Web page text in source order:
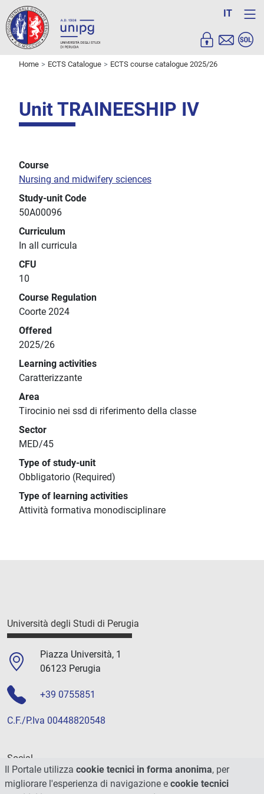
IT
Home ECTS Catalogue ECTS course catalogue 2025/26
Unit TRAINEESHIP IV
Course
Nursing and midwifery sciences
Study-unit Code
50A00096
Curriculum
In all curricula
CFU
10
Course Regulation
Coorte 2024
Offered
2025/26
Learning activities
Caratterizzante
Area
Tirocinio nei ssd di riferimento della classe
Sector
MED/45
Type of study-unit
Obbligatorio (Required)
Type of learning activities
Attività formativa monodisciplinare
Università degli Studi di Perugia
Piazza Università, 1
06123 Perugia
+39 0755851
C.F./P.Iva 00448820548
Social
Il Portale utilizza cookie tecnici in forma anonima, per
migliorare l'esperienza di navigazione e cookie tecnici